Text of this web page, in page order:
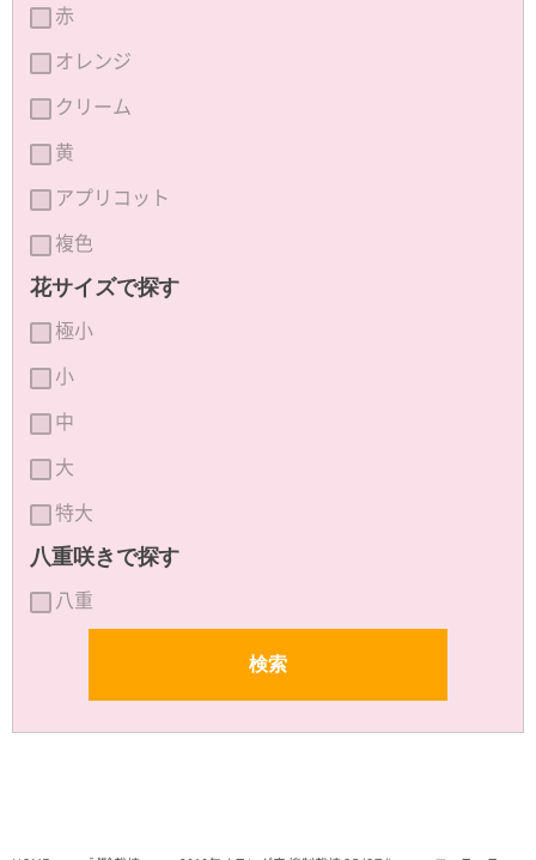
赤
オレンジ
クリーム
黄
アプリコット
複色
花サイズで探す
極小
小
中
大
特大
八重咲きで探す
八重